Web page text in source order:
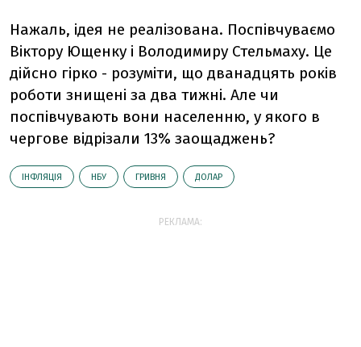
Нажаль, ідея не реалізована. Поспівчуваємо
Віктору Ющенку і Володимиру Стельмаху. Це
дійсно гірко - розуміти, що дванадцять років
роботи знищені за два тижні. Але чи
поспівчувають вони населенню, у якого в
чергове відрізали 13% заощаджень?
ІНФЛЯЦІЯ НБУ ГРИВНЯ ДОЛАР
РЕКЛАМА: